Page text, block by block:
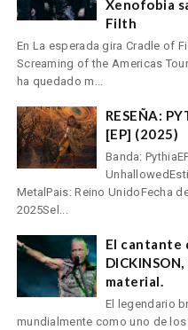
Xenofobia
Filth
En La esperada gira Cradle of
Screaming of the Americas
ha quedado m...
RESEÑA:
[EP] (2025)
Banda:
MetalPais: Reino UnidoFecha
2025Sel...
El cantante
material.
El legendario
mundialmente como uno de